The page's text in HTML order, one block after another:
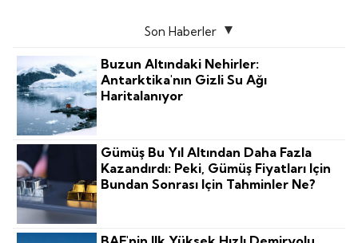
Son Haberler
Buzun Altındaki Nehirler:
Antarktika'nın Gizli Su Ağı
Haritalanıyor
Gümüş Bu Yıl Altından Daha Fazla
Kazandırdı: Peki, Gümüş Fiyatları Için
Bundan Sonrası Için Tahminler Ne?